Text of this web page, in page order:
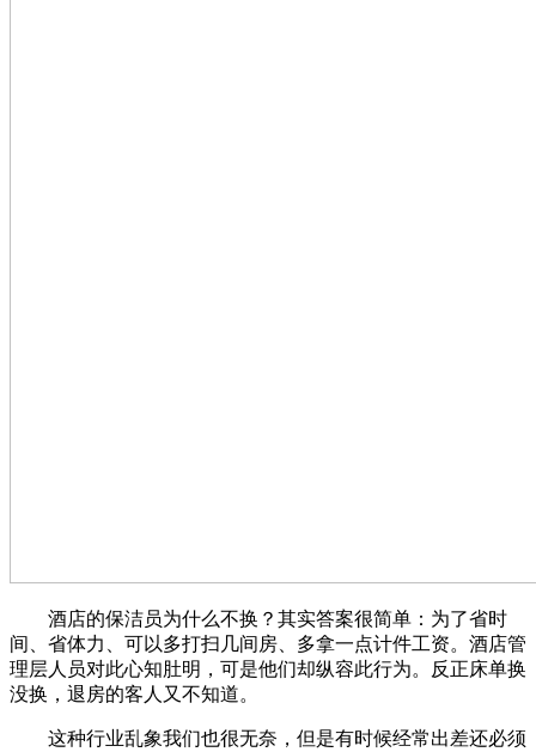
酒店的保洁员为什么不换？其实答案很简单：为了省时
间、省体力、可以多打扫几间房、多拿一点计件工资。酒店管
理层人员对此心知肚明，可是他们却纵容此行为。反正床单换
没换，退房的客人又不知道。
这种行业乱象我们也很无奈，但是有时候经常出差还必须